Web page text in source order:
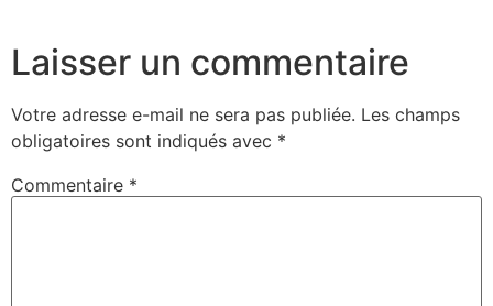
Laisser un commentaire
Votre adresse e-mail ne sera pas publiée. Les champs
obligatoires sont indiqués avec *
Commentaire *